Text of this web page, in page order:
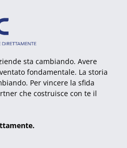
sta cambiando. Avere
fondamentale. La storia
Per vincere la sfida
che costruisce con te il